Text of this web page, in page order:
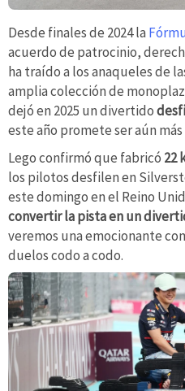
Desde finales de 2024 la
acuerdo de patrocinio,
ha traído a los anaqueles de
amplia colección de
dejó en 2025 un divertido
este año promete ser aún
Lego confirmó que fabricó 22
los pilotos desfilen en
este domingo en el Reino
convertir la pista en un
veremos una emocionante
duelos codo a codo.